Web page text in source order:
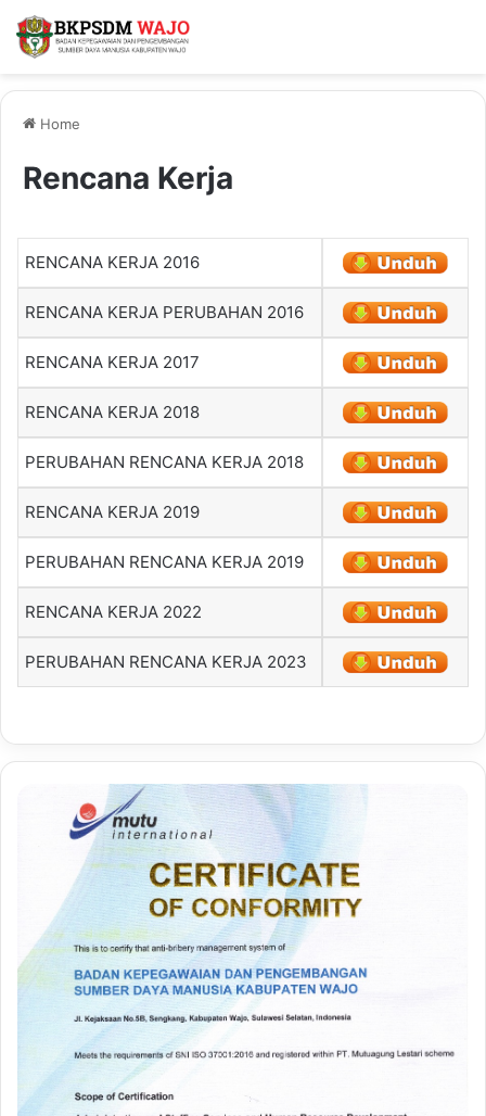
Home
Rencana Kerja
RENCANA KERJA 2016
RENCANA KERJA PERUBAHAN 2016
RENCANA KERJA 2017
RENCANA KERJA 2018
PERUBAHAN RENCANA KERJA 2018
RENCANA KERJA 2019
PERUBAHAN RENCANA KERJA 2019
RENCANA KERJA 2022
PERUBAHAN RENCANA KERJA 2023